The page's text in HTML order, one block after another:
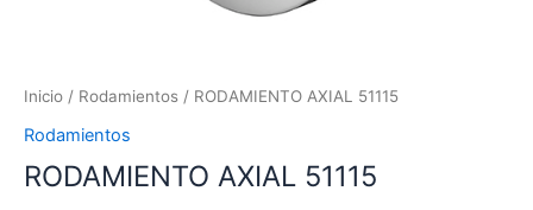
Inicio / Rodamientos / RODAMIENTO AXIAL 51115
Rodamientos
RODAMIENTO AXIAL 51115